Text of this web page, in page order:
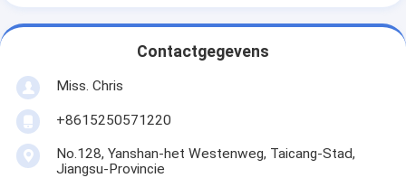
Contactgegevens
Miss. Chris
+8615250571220
No.128, Yanshan-het Westenweg, Taicang-Stad,
Jiangsu-Provincie